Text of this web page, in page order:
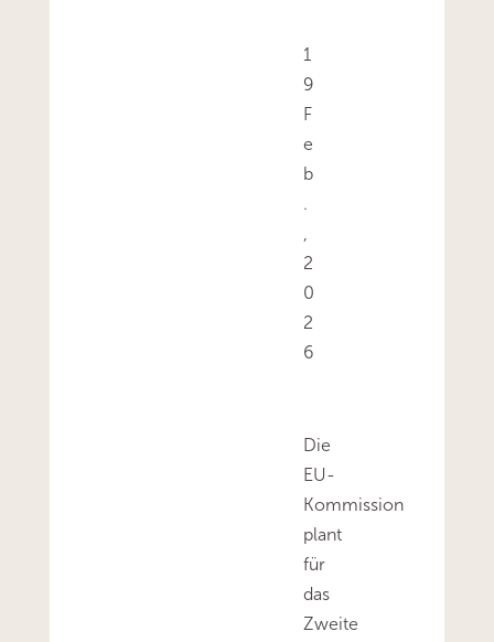
1
9
F
e
b
.
,
2
0
2
6
Die
EU-
Kommission
plant
für
das
Zweite